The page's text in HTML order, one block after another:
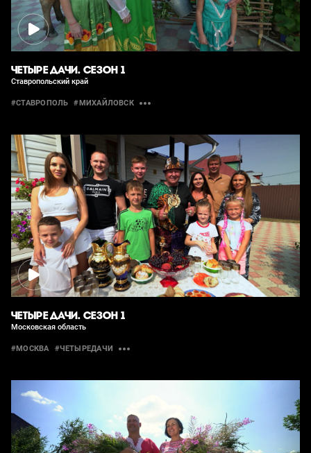
ЧЕТЫРЕ ДАЧИ. СЕЗОН 1
Ставропольский край
#СТАВРОПОЛЬ #МИХАЙЛОВСК
ЧЕТЫРЕ ДАЧИ. СЕЗОН 1
Московская область
#МОСКВА #ЧЕТЫРЕДАЧИ